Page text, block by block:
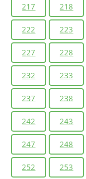
217 218
222 223
227 228
232 233
237 238
242 243
247 248
252 253